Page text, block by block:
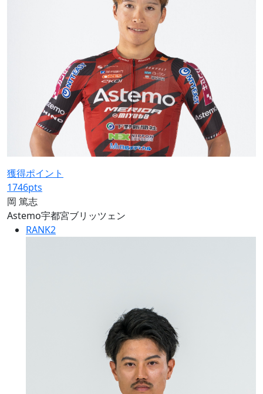
獲得ポイント
1746pts
岡 篤志
Astemo宇都宮ブリッツェン
RANK2